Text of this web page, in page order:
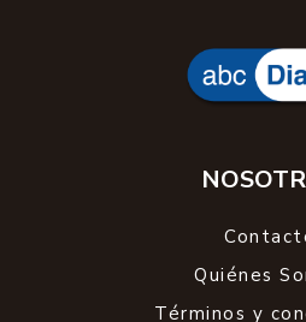
Quiénes
Términos y